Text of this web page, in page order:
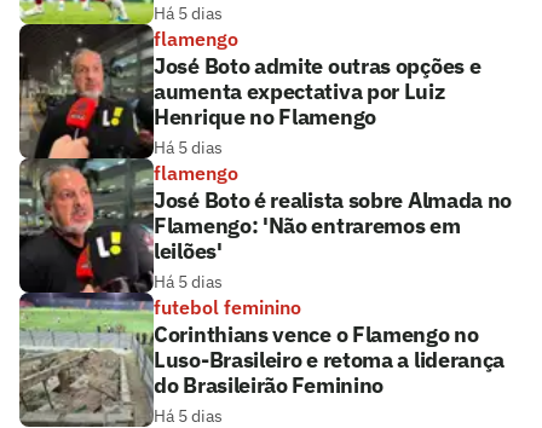
Há 5 dias
flamengo
José Boto admite outras opções e
aumenta expectativa por Luiz
Henrique no Flamengo
Há 5 dias
flamengo
José Boto é realista sobre Almada no
Flamengo: 'Não entraremos em
leilões'
Há 5 dias
futebol feminino
Corinthians vence o Flamengo no
Luso-Brasileiro e retoma a liderança
do Brasileirão Feminino
Há 5 dias